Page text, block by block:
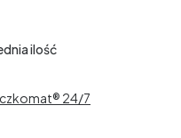
ilość
24/7